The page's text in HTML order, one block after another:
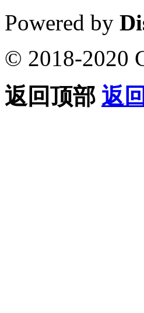
Powered by
© 2018-2020
返回顶部 返